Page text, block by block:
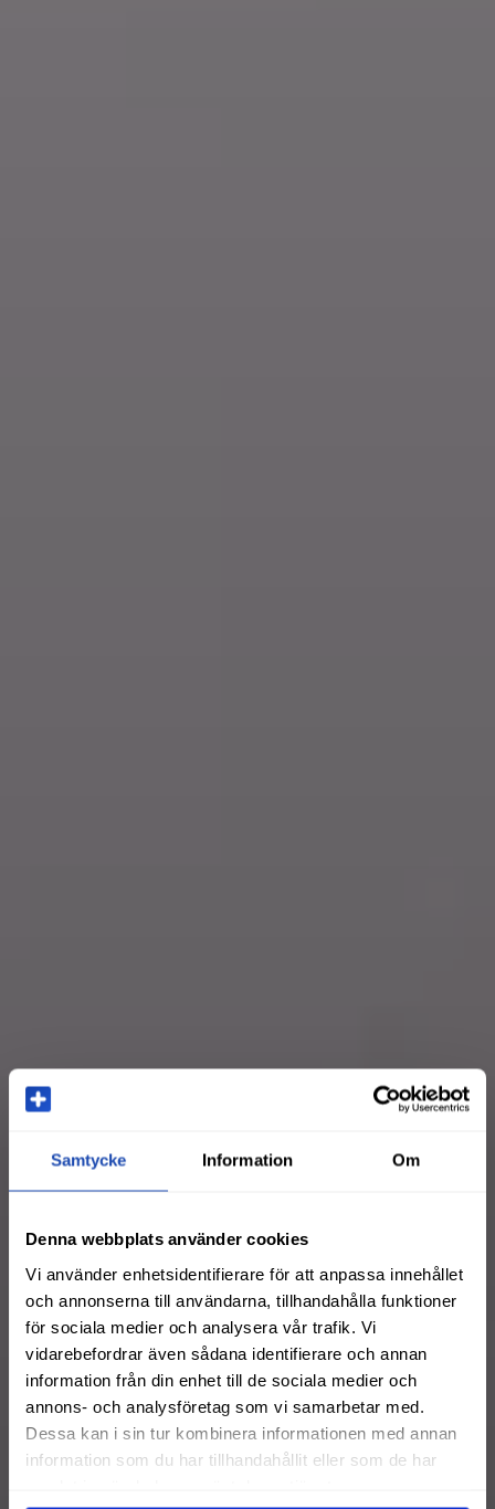
Samtycke Information Om
Denna webbplats använder cookies
Vi använder enhetsidentifierare för att anpassa innehållet
och annonserna till användarna, tillhandahålla funktioner
för sociala medier och analysera vår trafik. Vi
vidarebefordrar även sådana identifierare och annan
information från din enhet till de sociala medier och
annons- och analysföretag som vi samarbetar med.
Dessa kan i sin tur kombinera informationen med annan
information som du har tillhandahållit eller som de har